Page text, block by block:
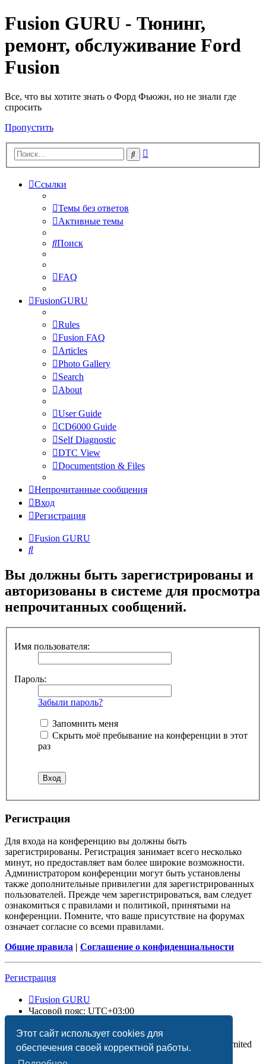
Этот сайт использует cookies для
обеспечения своей корректной работы.
Fusion GURU - Тюнинг,
ремонт, обслуживание Ford
Fusion
Все, что вы хотите знать о Форд Фьюжн, но не знали где
спросить
Пропустить
Поиск
Ссылки
Темы без ответов
Активные темы
Поиск
FAQ
FusionGURU
Rules
Fusion FAQ
Articles
Photo Gallery
Search
About
User Guide
CD6000 Guide
Self Diagnostic
DTC View
Documentstion & Files
Непрочитанные сообщения
Вход
Регистрация
Fusion GURU
Поиск
Вы должны быть зарегистрированы и
авторизованы в системе для просмотра
непрочитанных сообщений.
Имя пользователя:
Пароль:
Забыли пароль?
Запомнить меня
Скрыть моё пребывание на конференции в этот
раз
Регистрация
Для входа на конференцию вы должны быть
зарегистрированы. Регистрация занимает всего несколько
минут, но предоставляет вам более широкие возможности.
Администратором конференции могут быть установлены
также дополнительные привилегии для зарегистрированных
пользователей. Прежде чем зарегистрироваться, вам следует
ознакомиться с правилами и политикой, принятыми на
конференции. Помните, что ваше присутствие на форумах
означает согласие со всеми правилами.
Общие правила | Соглашение о конфиденциальности
Регистрация
Fusion GURU
Часовой пояс: UTC+03:00
Создано на основеphpBB® Forum Software © phpBB Limited